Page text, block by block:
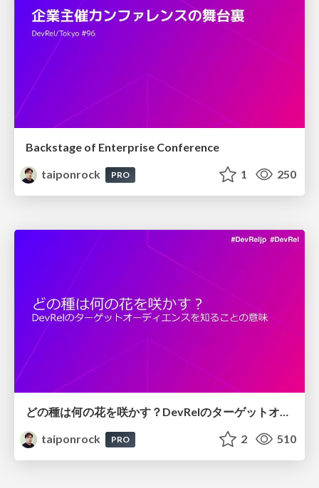
Backstage of Enterprise Conference
taiponrock
PRO 1 250
どの種は何の花を咲かす？DevRelのターゲットオーディエンスを知ることの意味
taiponrock
PRO 2 510